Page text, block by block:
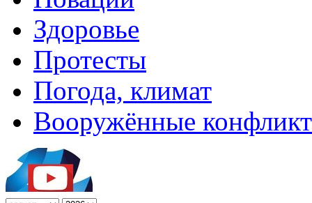
Здоровье
Протесты
Погода, климат
Вооружённые